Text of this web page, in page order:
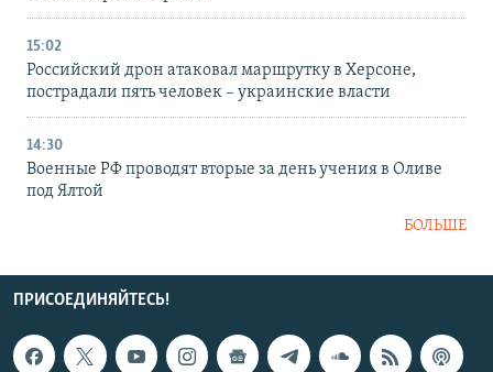
15:02
Российский дрон атаковал маршрутку в Херсоне,
пострадали пять человек – украинские власти
14:30
Военные РФ проводят вторые за день учения в Оливе
под Ялтой
БОЛЬШЕ
ПРИСОЕДИНЯЙТЕСЬ!